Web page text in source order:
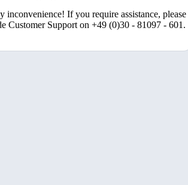
inconvenience! If you require assistance, please
Customer Support on +49 (0)30 - 81097 - 601.